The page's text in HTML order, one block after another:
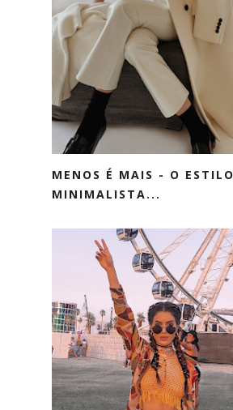
MENOS É MAIS - O ESTILO
MINIMALISTA...